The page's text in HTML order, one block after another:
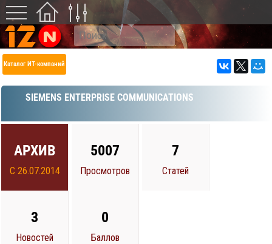
Каталог ИТ-компаний
SIEMENS ENTERPRISE COMMUNICATIONS
АРХИВ
С 26.07.2014
5007
Просмотров
7
Статей
3
Новостей
0
Баллов